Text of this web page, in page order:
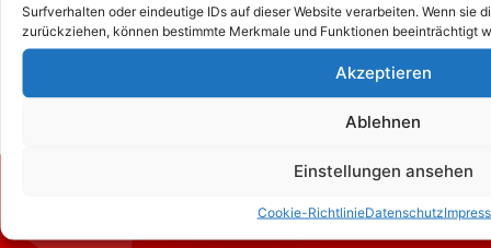
Surfverhalten oder eindeutige IDs auf dieser Website verarbeiten. Wenn sie
zurückziehen, können bestimmte Merkmale und Funktionen beeinträchtigt
Akzeptieren
Ablehnen
Einstellungen ansehen
Cookie-RichtlinieDatenschutz